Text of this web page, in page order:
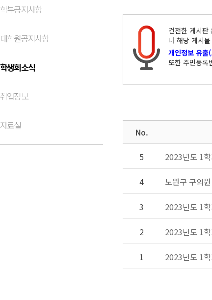
학부공지사항
대학원공지사항
학생회소식
취업정보
자료실
건전한 게시판
나 해당 게시
개인정보 유출
또한 주민등록
No.
5 2023년도 1
4 노원구 구의
3 2023년도 1
2 2023년도 1
1 2023년도 1